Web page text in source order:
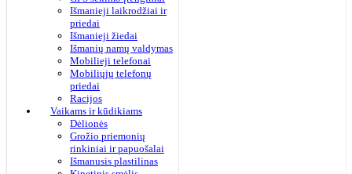
Išmanieji laikrodžiai ir
priedai
Išmanieji žiedai
Išmanių namų valdymas
Mobilieji telefonai
Mobiliųjų telefonų
priedai
Racijos
Vaikams ir kūdikiams
Dėlionės
Grožio priemonių
rinkiniai ir papuošalai
Išmanusis plastilinas